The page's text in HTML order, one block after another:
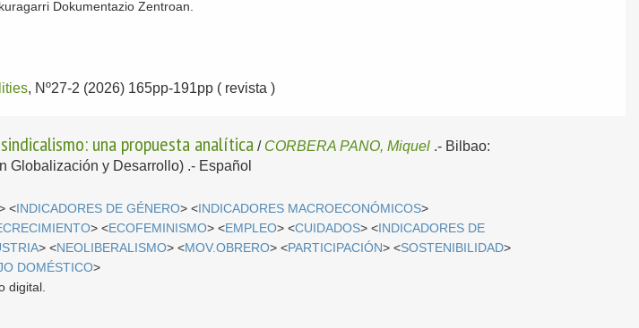
Dokumentazio Zentroan.
, Nº27-2 (2026) 165pp-191pp ( revista )
una propuesta analítica / CORBERA PANO, Miquel .- Bilbao:
Globalización y Desarrollo) .- Español
< INDICADORES DE GÉNERO> < INDICADORES MACROECONÓMICOS>
> <ECOFEMINISMO> <EMPLEO> <CUIDADOS> < INDICADORES DE
> <NEOLIBERALISMO> <MOV.OBRERO> <PARTICIPACIÓN> <SOSTENIBILIDAD>
DOMÉSTICO>
digital.